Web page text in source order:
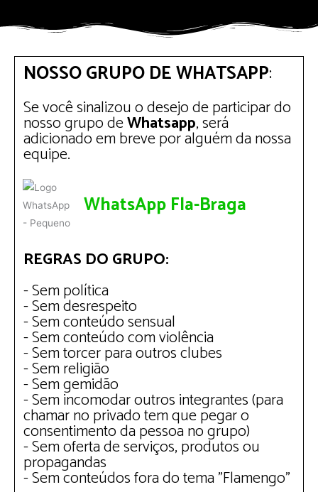
NOSSO GRUPO DE WHATSAPP:
Se você sinalizou o desejo de participar do
nosso grupo deWhatsapp, será
adicionado em breve por alguém da nossa
equipe.
WhatsApp Fla-Braga
REGRAS DO GRUPO:
- Sem política
- Sem desrespeito
- Sem conteúdo sensual
- Sem conteúdo com violência
- Sem torcer para outros clubes
- Sem religião
- Sem gemidão
- Sem incomodar outros integrantes (para
chamar no privado tem que pegar o
consentimento da pessoa no grupo)
- Sem oferta de serviços, produtos ou
propagandas
- Sem conteúdos fora do tema "Flamengo"